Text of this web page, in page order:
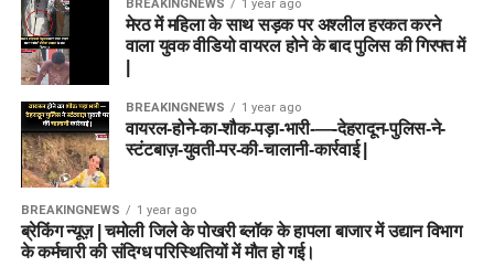
BREAKINGNEWS 1 year ago
मेरठ में महिला के साथ सड़क पर अश्लील हरकत करने
वाला युवक वीडियो वायरल होने के बाद पुलिस की गिरफ्त में
BREAKINGNEWS 1 year ago
वायरल-होने-का-शौक-पड़ा-भारी-—-देहरादून-पुलिस-ने-
स्टंटबाज़-युवती-पर-की-चालानी-कार्रवाई |
BREAKINGNEWS 1 year ago
ब्रेकिंग न्यूज़ | चमोली जिले के पोखरी ब्लॉक के हापला बाजार में उद्यान विभाग
के कर्मचारी की संदिग्ध परिस्थितियों में मौत हो गई।